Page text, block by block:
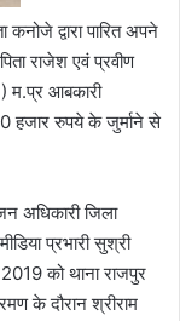
द्वारा पारित अपने
राजेश एवं प्रवीण
म.प्र आबकारी
हजार रुपये के जुर्माने से
अधिकारी जिला
प्रभारी सुश्री
को थाना राजपुर
के दौरान श्रीराम